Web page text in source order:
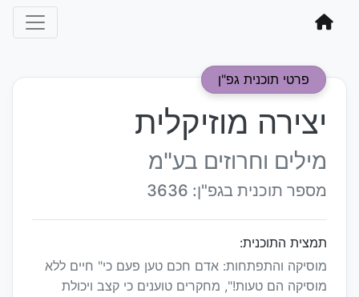
פרטי תוכנית גפ"ן
יצירה מוזיקלית
מילים וחרוזים בע"מ
מספר תוכנית בגפ"ן: 3636
תמצית התוכנית:
מוסיקה והתפתחות: אדם חכם טען פעם כי" חיים ללא
מוסיקה הם טעות!", מחקרים טוענים כי קצב ויכולת